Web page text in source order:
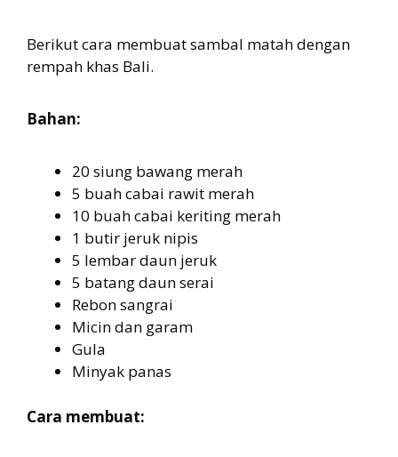
Berikut cara membuat sambal matah dengan
rempah khas Bali.
Bahan:
20 siung bawang merah
5 buah cabai rawit merah
10 buah cabai keriting merah
1 butir jeruk nipis
5 lembar daun jeruk
5 batang daun serai
Rebon sangrai
Micin dan garam
Gula
Minyak panas
Cara membuat: